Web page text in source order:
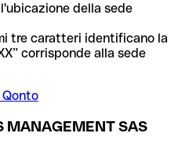
della sede
tre caratteri identificano la
corrisponde alla sede
Qonto
MANAGEMENT SAS